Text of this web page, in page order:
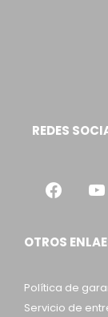
REDES
OTROS
Política de
Servicio de